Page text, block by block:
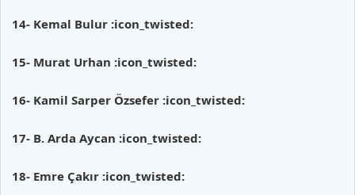
14- Kemal Bulur :icon_twisted:
15- Murat Urhan :icon_twisted:
16- Kamil Sarper Özsefer :icon_twisted:
17- B. Arda Aycan :icon_twisted:
18- Emre Çakır :icon_twisted: